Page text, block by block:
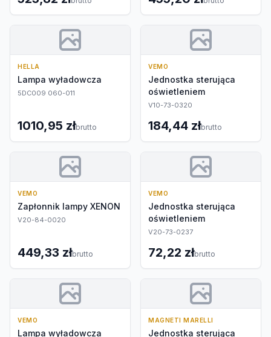
HELLA
Lampa wyładowcza
5DC009 060-011
1010,95 złbrutto
VEMO
Jednostka sterująca
oświetleniem
V10-73-0320
184,44 złbrutto
VEMO
Zapłonnik lampy XENON
V20-84-0020
449,33 złbrutto
VEMO
Jednostka sterująca
oświetleniem
V20-73-0237
72,22 złbrutto
VEMO
Lampa wyładowcza
MAGNETI MARELLI
Jednostka sterująca